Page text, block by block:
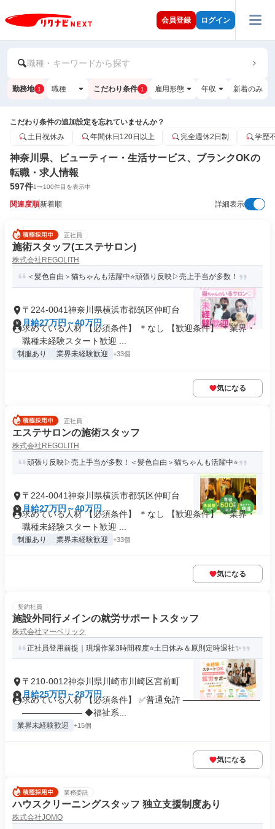
会員登録 ログイン
職種・キーワードから探す
勤務地 1 職種 こだわり条件 1 雇用形態 年収 新着のみ
こだわり条件の追加設定を忘れていませんか？
土日祝休み
年間休日120日以上 完全週休2日制 学歴
神奈川県、ビューティー・生活サービス、ブランクOKの
転職・求人情報
597件1〜100件目を表示中
関連度順新着順 詳細表示
正社員
施術スタッフ(エステサロン)
株式会社REGOLITH
＜髪色自由＞猫ちゃんも活躍中⭐頑張り反映▷売上手当が多数！
〒224-0041神奈川県横浜市都筑区仲町台
月給27万円～40万円
求めている人材 【必須条件】 ＊なし 【歓迎条件】 ＊業界・
職種未経験スタート歓迎 ...
制服あり 業界未経験歓迎 +33個
気になる
正社員
エステサロンの施術スタッフ
株式会社REGOLITH
頑張り反映▷売上手当が多数！＜髪色自由＞猫ちゃんも活躍中⭐
〒224-0041神奈川県横浜市都筑区仲町台
月給27万円～40万円
求めている人材 【必須条件】 ＊なし 【歓迎条件】 ＊業界・
職種未経験スタート歓迎 ...
制服あり 業界未経験歓迎 +33個
気になる
契約社員
施設外同行メインの就労サポートスタッフ
株式会社マーベリック
正社員登用前提｜現場作業3時間程度⭐土日休み＆原則定時退社✨
〒210-0012神奈川県川崎市川崎区宮前町
月給25万円～28万円
求めている人材 【必須条件】 ✅普通免許 ―――――――――
――――――― ◆福祉系...
業界未経験歓迎 +15個
気になる
業務委託
ハウスクリーニングスタッフ 独立支援制度あり
株式会社JOMO